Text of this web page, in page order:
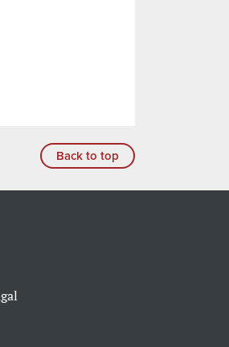
Back to top